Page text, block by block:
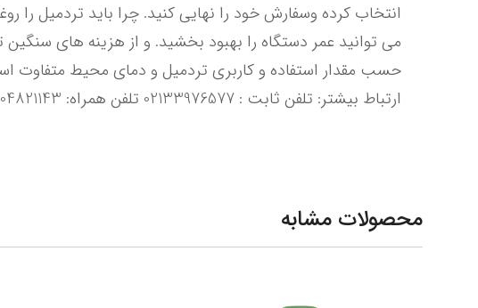
ارتباط بیشتر: تلفن ثابت : 02133976577 تلفن همراه: 09104821143 آلوین مارکت دوست همیشگی شما در راه خرید موادشیمیایی .
محصولات مشابه